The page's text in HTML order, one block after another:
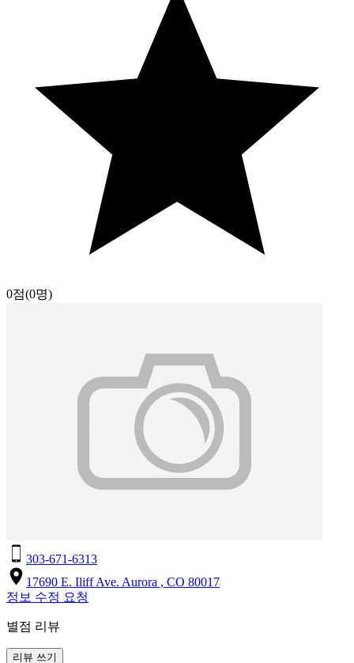
0점(0명)
303-671-6313
17690 E. Iliff Ave. Aurora , CO 80017
정보 수정 요청
별점 리뷰
리뷰 쓰기